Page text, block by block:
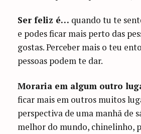
Ser feliz é… quando tu te
e podes ficar mais perto das
gostas. Perceber mais o teu
pessoas podem te dar.
Moraria em algum outro
ficar mais em outros muitos
perspectiva de uma manhã de
melhor do mundo, chinelinho,